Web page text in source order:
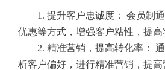
1. 提升客户忠诚度： 会员制
优惠等方式，增强客户粘性，提高
2. 精准营销，提高转化率：
析客户偏好，进行精准营销，提高